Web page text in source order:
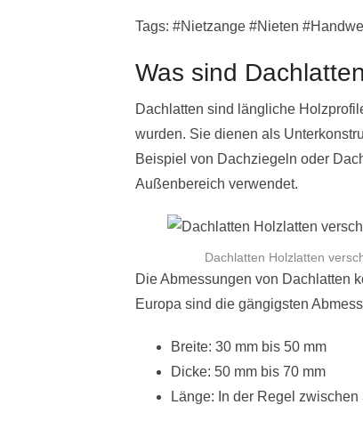
Tags: #Nietzange #Nieten
Was sind
Dachlatten sind längliche
wurden. Sie dienen als
Beispiel von Dachziegeln oder
Außenbereich verwendet.
Dachlatten Holzlatten
Die Abmessungen von Dachlatten
Europa sind die gängigsten
Breite: 30 mm bis 50 mm
Dicke: 50 mm bis 70 mm
Länge: In der Regel